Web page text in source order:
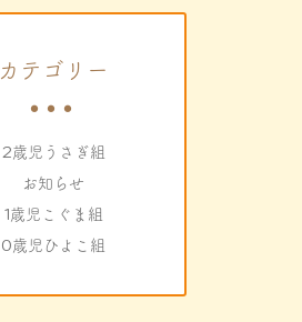
カテゴリー
2歳児うさぎ組
お知らせ
1歳児こぐま組
0歳児ひよこ組